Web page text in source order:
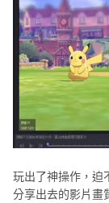
玩出了神操作，迫
分享出去的影片畫